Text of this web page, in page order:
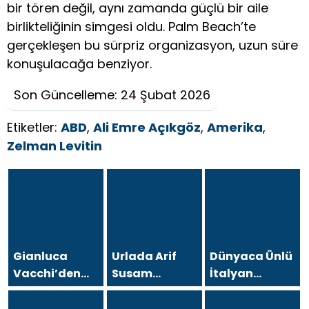
bir tören değil, aynı zamanda güçlü bir aile
birlikteliğinin simgesi oldu. Palm Beach’te
gerçekleşen bu sürpriz organizasyon, uzun süre
konuşulacağa benziyor.
Son Güncelleme: 24 Şubat 2026
Etiketler: ABD, Ali Emre Açıkgöz, Amerika,
Zelman Levitin
Gianluca
Vacchi’den
Antalya’da
Urlada Arif
Susam
Rüzgarı
Dünyaca Ünlü
İtalyan
Fenomen